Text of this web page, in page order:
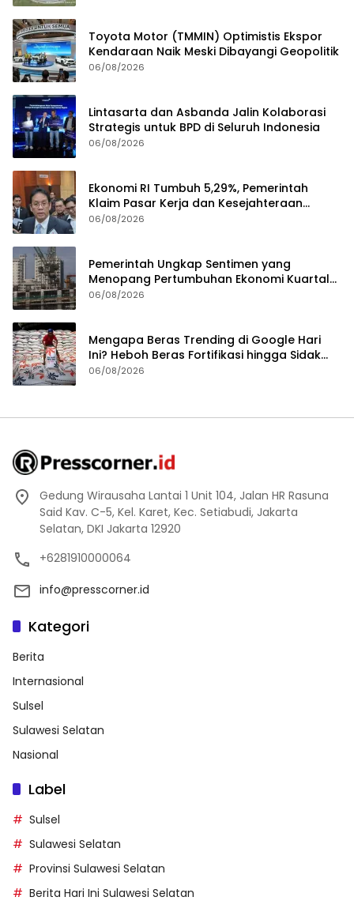
Toyota Motor (TMMIN) Optimistis Ekspor
Kendaraan Naik Meski Dibayangi Geopolitik
06/08/2026
Lintasarta dan Asbanda Jalin Kolaborasi
Strategis untuk BPD di Seluruh Indonesia
06/08/2026
Ekonomi RI Tumbuh 5,29%, Pemerintah
Klaim Pasar Kerja dan Kesejahteraan
Membaik
06/08/2026
Pemerintah Ungkap Sentimen yang
Menopang Pertumbuhan Ekonomi Kuartal
II-2026
06/08/2026
Mengapa Beras Trending di Google Hari
Ini? Heboh Beras Fortifikasi hingga Sidak
Bulog Jadi Sorotan
06/08/2026
Gedung Wirausaha Lantai 1 Unit 104, Jalan HR Rasuna
Said Kav. C-5, Kel. Karet, Kec. Setiabudi, Jakarta
Selatan, DKI Jakarta 12920
+6281910000064
info@presscorner.id
Kategori
Berita
Internasional
Sulsel
Sulawesi Selatan
Nasional
Label
Sulsel
Sulawesi Selatan
Provinsi Sulawesi Selatan
Berita Hari Ini Sulawesi Selatan